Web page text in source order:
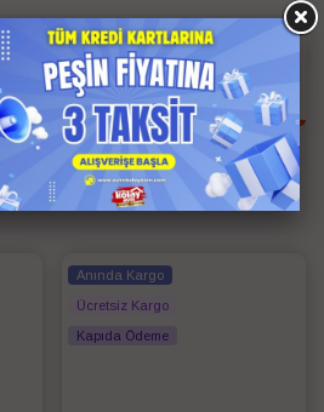
Ürünler
Anında Kargo
Ücretsiz Kargo
Kapıda Ödeme